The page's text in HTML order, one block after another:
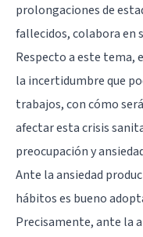
prolongaciones de
fallecidos, colabora en
Respecto a este tema,
la incertidumbre que
trabajos, con cómo
afectar esta crisis
preocupación y
Ante la ansiedad
hábitos es bueno
Precisamente, ante la